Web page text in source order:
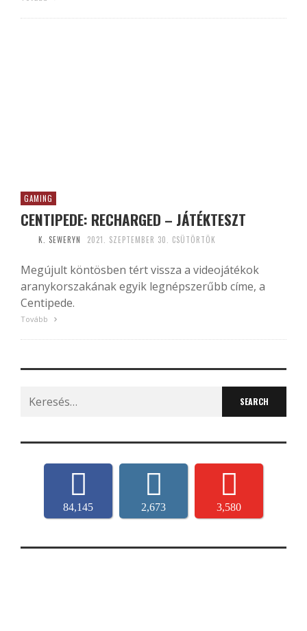
GAMING
CENTIPEDE: RECHARGED – JÁTÉKTESZT
K. SEWERYN 2021. SZEPTEMBER 30. CSÜTÖRTÖK
Megújult köntösben tért vissza a videojátékok
aranykorszakának egyik legnépszerűbb címe, a
Centipede.
Tovább
Search
for:
84,145 2,673 3,580